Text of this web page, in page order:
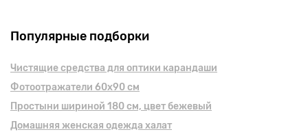
Популярные подборки
Чистящие средства для оптики карандаши
Фотоотражатели 60х90 см
Простыни шириной 180 см, цвет бежевый
Домашняя женская одежда халат